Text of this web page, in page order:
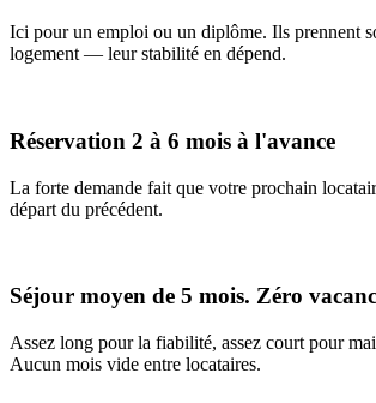
Ici pour un emploi ou un diplôme. Ils prennent
logement — leur stabilité en dépend.
Réservation 2 à 6 mois à l'avance
La forte demande fait que votre prochain
départ du précédent.
Séjour moyen de 5 mois. Zéro
Assez long pour la fiabilité, assez court pour
Aucun mois vide entre locataires.